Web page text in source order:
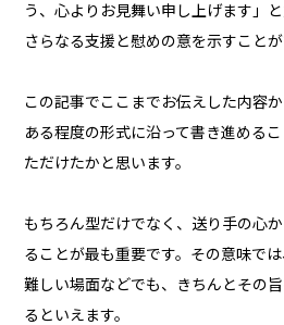
う、心よりお見舞い申し上げます」
さらなる支援と慰めの意を示すことが
この記事でここまでお伝えした内容
ある程度の形式に沿って書き進める
ただけたかと思います。
もちろん型だけでなく、送り手の心
ることが最も重要です。その意味で
難しい場面などでも、きちんとその
るといえます。